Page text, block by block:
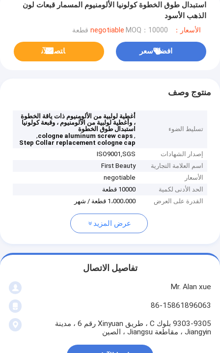
استبدال طوق الخطوة كولونيا الألومنيوم المسمار قبعات لون
الذهب الأسود
الأسعار：negotiable MOQ：10000 قطعة
افضل سعر ﺎﺘﺼﻟ ﺍﻶﻧ
منتوج وصف
تسليط الضوء
أغطية لولبية من الألومنيوم ذات ياقة الخطوة
، وأغطية لولبية من الألومنيوم ، وقبعة كولونيا
استبدال طوق الخطوة
,
cologne aluminum screw caps
,
Step Collar replacement cologne cap
إصدار الشهادات
ISO9001,SGS
اسم العلامة التجارية
First Beauty
الأسعار
negotiable
الحد الأدنى لكمية
10000 قطعة
القدرة على العرض
1،000،000 قطعة / شهر
عرض المزيد
تفاصيل الاتصال
Mr. Alan xue
86-15861896063
9303-9305 بلوك C ، طريق Xinyuan رقم 6 ، مدينة
Jiangyin ، مقاطعة Jiangsu ، الصين